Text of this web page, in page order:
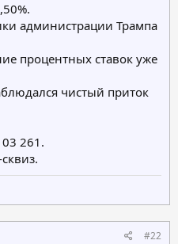
администрации Трампа
процентных ставок уже
чистый приток
261.
#22